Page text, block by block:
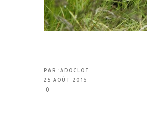
PAR :ADOCLOT
25 AOÛT 2015
0